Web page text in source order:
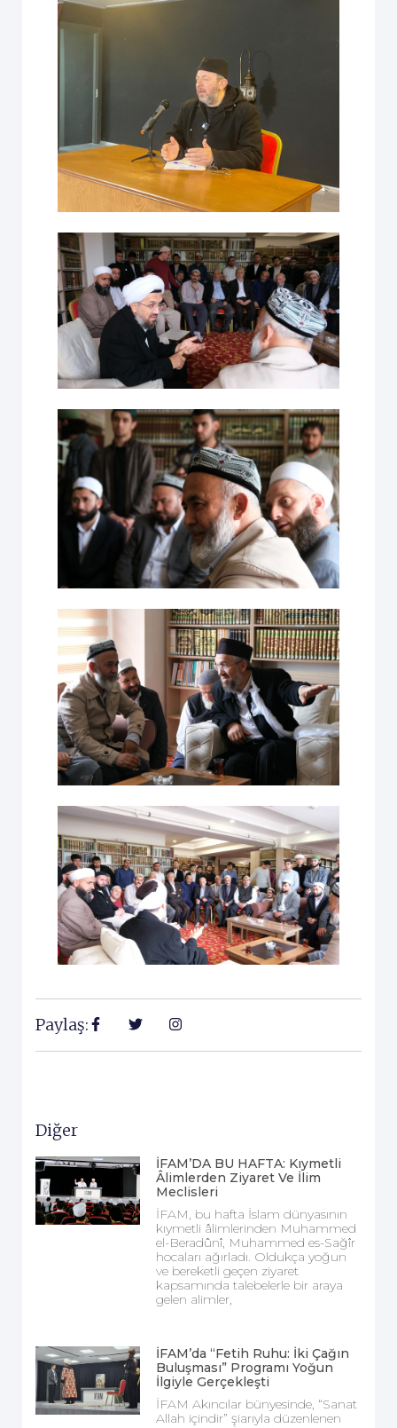
Paylaş:
Diğer
İFAM’DA BU HAFTA: Kıymetli
Âlimlerden Ziyaret Ve İlim
Meclisleri
İFAM, bu hafta İslam dünyasının
kıymetli âlimlerinden Muhammed
el-Beradûnî, Muhammed es-Sağîr
hocaları ağırladı. Oldukça yoğun
ve bereketli geçen ziyaret
kapsamında talebelerle bir araya
gelen alimler,
İFAM’da “Fetih Ruhu: İki Çağın
Buluşması” Programı Yoğun
İlgiyle Gerçekleşti
İFAM Akıncılar bünyesinde, “Sanat
Allah içindir” şiarıyla düzenlenen